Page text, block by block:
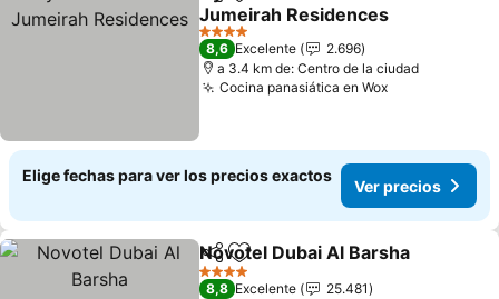
Jumeirah Residences
4 Estrellas
8,6 Excelente
2.696
a 3.4 km de: Centro de la ciudad
Cocina panasiática en Wox
Elige fechas para ver los precios exactos
Ver precios
CompartirAgregar a favoritos
Novotel Dubai Al Barsha
4 Estrellas
8,8 Excelente
25.481